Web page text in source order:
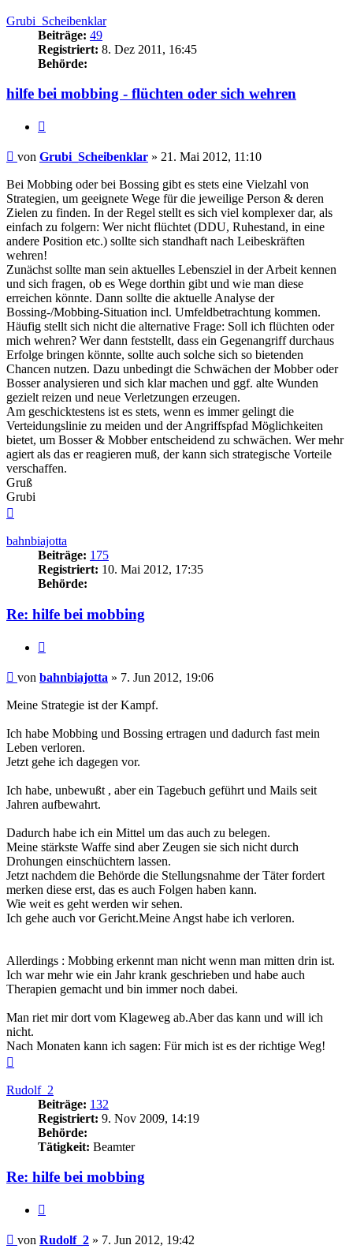
Grubi_Scheibenklar
Beiträge: 49
Registriert: 8. Dez 2011, 16:45
Behörde:
hilfe bei mobbing - flüchten oder sich wehren
Beitrag
von Grubi_Scheibenklar » 21. Mai 2012, 11:10
Bei Mobbing oder bei Bossing gibt es stets eine Vielzahl von
Strategien, um geeignete Wege für die jeweilige Person & deren
Zielen zu finden. In der Regel stellt es sich viel komplexer dar, als
einfach zu folgern: Wer nicht flüchtet (DDU, Ruhestand, in eine
andere Position etc.) sollte sich standhaft nach Leibeskräften
wehren!
Zunächst sollte man sein aktuelles Lebensziel in der Arbeit kennen
und sich fragen, ob es Wege dorthin gibt und wie man diese
erreichen könnte. Dann sollte die aktuelle Analyse der
Bossing-/Mobbing-Situation incl. Umfeldbetrachtung kommen.
Häufig stellt sich nicht die alternative Frage: Soll ich flüchten oder
mich wehren? Wer dann feststellt, dass ein Gegenangriff durchaus
Erfolge bringen könnte, sollte auch solche sich so bietenden
Chancen nutzen. Dazu unbedingt die Schwächen der Mobber oder
Bosser analysieren und sich klar machen und ggf. alte Wunden
gezielt reizen und neue Verletzungen erzeugen.
Am geschicktestens ist es stets, wenn es immer gelingt die
Verteidungslinie zu meiden und der Angriffspfad Möglichkeiten
bietet, um Bosser & Mobber entscheidend zu schwächen. Wer mehr
agiert als das er reagieren muß, der kann sich strategische Vorteile
verschaffen.
Gruß
Grubi
bahnbiajotta
Beiträge: 175
Registriert: 10. Mai 2012, 17:35
Behörde:
Re: hilfe bei mobbing
Beitrag
von bahnbiajotta » 7. Jun 2012, 19:06
Meine Strategie ist der Kampf.
Ich habe Mobbing und Bossing ertragen und dadurch fast mein
Leben verloren.
Jetzt gehe ich dagegen vor.
Ich habe, unbewußt , aber ein Tagebuch geführt und Mails seit
Jahren aufbewahrt.
Dadurch habe ich ein Mittel um das auch zu belegen.
Meine stärkste Waffe sind aber Zeugen sie sich nicht durch
Drohungen einschüchtern lassen.
Jetzt nachdem die Behörde die Stellungsnahme der Täter fordert
merken diese erst, das es auch Folgen haben kann.
Wie weit es geht werden wir sehen.
Ich gehe auch vor Gericht.Meine Angst habe ich verloren.
Allerdings : Mobbing erkennt man nicht wenn man mitten drin ist.
Ich war mehr wie ein Jahr krank geschrieben und habe auch
Therapien gemacht und bin immer noch dabei.
Man riet mir dort vom Klageweg ab.Aber das kann und will ich
nicht.
Nach Monaten kann ich sagen: Für mich ist es der richtige Weg!
Rudolf_2
Beiträge: 132
Registriert: 9. Nov 2009, 14:19
Behörde:
Tätigkeit: Beamter
Re: hilfe bei mobbing
Beitrag
von Rudolf_2 » 7. Jun 2012, 19:42